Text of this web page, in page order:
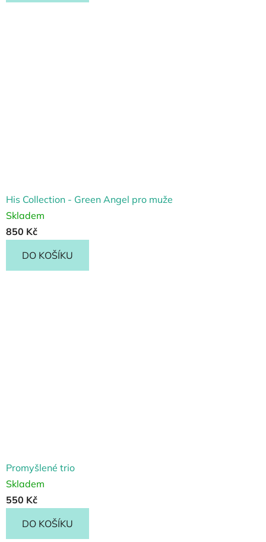
His Collection - Green Angel pro muže
Skladem
850 Kč
DO KOŠÍKU
Promyšlené trio
Skladem
550 Kč
DO KOŠÍKU